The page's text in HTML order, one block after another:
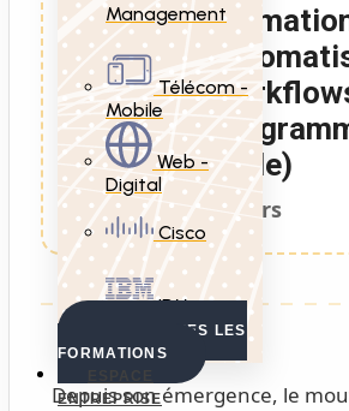
Management
Télécom -
Mobile
Web -
Digital
Cisco
IBM
VOIR TOUTES LES
FORMATIONS
ENTREPRISE
Code)
3 Jours
Depuis son émergence, le